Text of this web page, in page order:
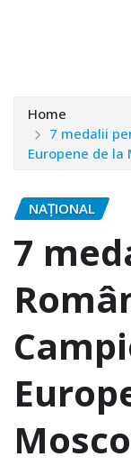
Home
7 medalii
Europene de la
NAŢIONAL
7